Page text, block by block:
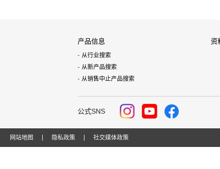
产品信息
从行业搜索
从新产品搜索
从销售中止产品搜索
资
公式SNS
网站地图 隐私政策 社交媒体政策